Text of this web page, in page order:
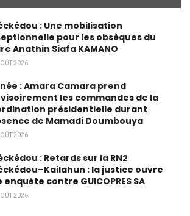
: Une mobilisation
pour les obsèques du
Anathin Siafa KAMANO
2026
: Amara Camara prend
les commandes de la
présidentielle durant
de Mamadi Doumbouya
2026
: Retards sur la RN2
: la justice ouvre
enquête contre GUICOPRES SA
2026